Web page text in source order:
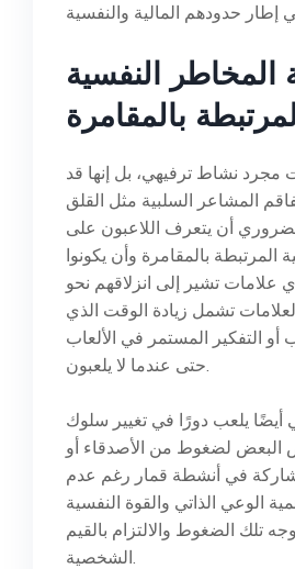
المخاطر النفسية
بالمقامرة
مجرد نشاط ترفيهي، بل إنها قد
المشاعر السلبية مثل القلق
أن يتعرف اللاعبون على
المرتبطة بالمقامرة وأن يكونوا
علامات تشير إلى انزلاقهم نحو
تشمل زيادة الوقت الذي
التفكير المستمر في الألعاب
حتى عندما لا يلعبون.
أيضًا يلعب دورًا في تغيير سلوك
البعض لضغوط من الأصدقاء أو
في أنشطة قمار رغم عدم
الوعي الذاتي والقوة النفسية
تلك الضغوط والالتزام بالقيم
الشخصية.